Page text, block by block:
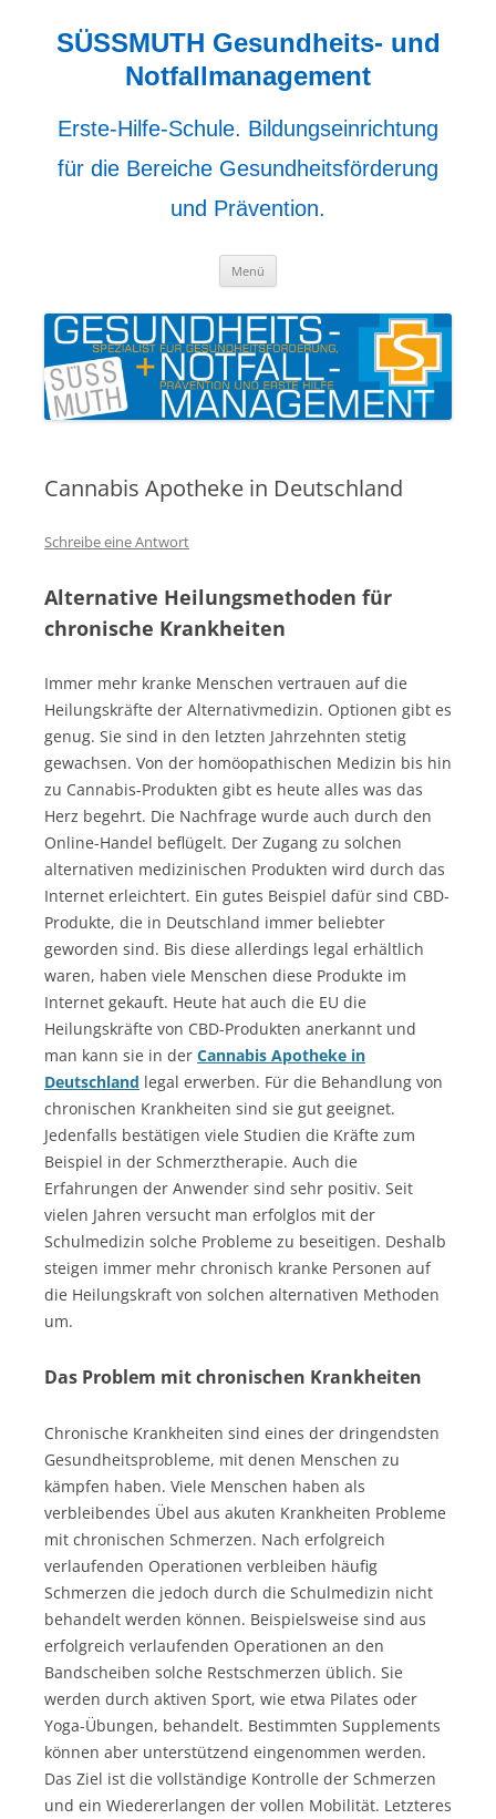
springenSÜSSMUTH Gesundheits- und
Notfallmanagement
Erste-Hilfe-Schule. Bildungseinrichtung
für die Bereiche Gesundheitsförderung
und Prävention.
Menü
Cannabis Apotheke in Deutschland
Schreibe eine Antwort
Alternative Heilungsmethoden für
chronische Krankheiten
Immer mehr kranke Menschen vertrauen auf die
Heilungskräfte der Alternativmedizin. Optionen gibt es
genug. Sie sind in den letzten Jahrzehnten stetig
gewachsen. Von der homöopathischen Medizin bis hin
zu Cannabis-Produkten gibt es heute alles was das
Herz begehrt. Die Nachfrage wurde auch durch den
Online-Handel beflügelt. Der Zugang zu solchen
alternativen medizinischen Produkten wird durch das
Internet erleichtert. Ein gutes Beispiel dafür sind CBD-
Produkte, die in Deutschland immer beliebter
geworden sind. Bis diese allerdings legal erhältlich
waren, haben viele Menschen diese Produkte im
Internet gekauft. Heute hat auch die EU die
Heilungskräfte von CBD-Produkten anerkannt und
man kann sie in der Cannabis Apotheke in
Deutschland legal erwerben. Für die Behandlung von
chronischen Krankheiten sind sie gut geeignet.
Jedenfalls bestätigen viele Studien die Kräfte zum
Beispiel in der Schmerztherapie. Auch die
Erfahrungen der Anwender sind sehr positiv. Seit
vielen Jahren versucht man erfolglos mit der
Schulmedizin solche Probleme zu beseitigen. Deshalb
steigen immer mehr chronisch kranke Personen auf
die Heilungskraft von solchen alternativen Methoden
um.
Das Problem mit chronischen Krankheiten
Chronische Krankheiten sind eines der dringendsten
Gesundheitsprobleme, mit denen Menschen zu
kämpfen haben. Viele Menschen haben als
verbleibendes Übel aus akuten Krankheiten Probleme
mit chronischen Schmerzen. Nach erfolgreich
verlaufenden Operationen verbleiben häufig
Schmerzen die jedoch durch die Schulmedizin nicht
behandelt werden können. Beispielsweise sind aus
erfolgreich verlaufenden Operationen an den
Bandscheiben solche Restschmerzen üblich. Sie
werden durch aktiven Sport, wie etwa Pilates oder
Yoga-Übungen, behandelt. Bestimmten Supplements
können aber unterstützend eingenommen werden.
Das Ziel ist die vollständige Kontrolle der Schmerzen
und ein Wiedererlangen der vollen Mobilität. Letzteres